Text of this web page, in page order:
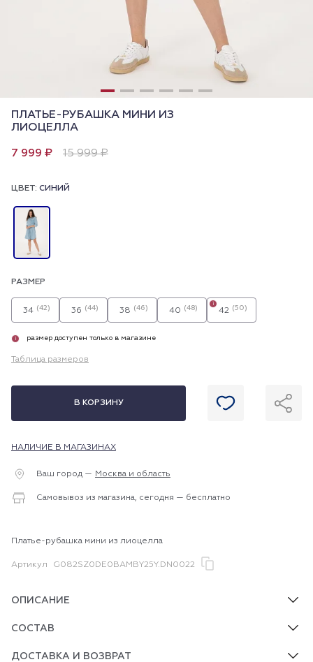
ПЛАТЬЕ-РУБАШКА МИНИ ИЗ
ЛИОЦЕЛЛА
7 999 ₽ 15 999 ₽
ЦВЕТ: СИНИЙ
РАЗМЕР
34 (42) 36 (44) 38 (46) 40 (48) 42 (50)
i
i размер доступен только в магазине
Таблица размеров
В КОРЗИНУ
НАЛИЧИЕ В МАГАЗИНАХ
Ваш город — Москва и область
Самовывоз из магазина, сегодня — бесплатно
Платье-рубашка мини из лиоцелла
Артикул G082SZ0DE0BAMBY25Y.DN0022
ОПИСАНИЕ
СОСТАВ
ДОСТАВКА И ВОЗВРАТ